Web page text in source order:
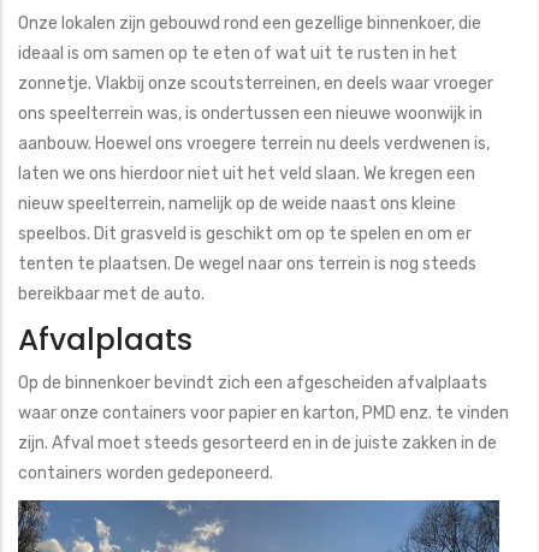
Onze lokalen zijn gebouwd rond een gezellige binnenkoer, die
ideaal is om samen op te eten of wat uit te rusten in het
zonnetje. Vlakbij onze scoutsterreinen, en deels waar vroeger
ons speelterrein was, is ondertussen een nieuwe woonwijk in
aanbouw. Hoewel ons vroegere terrein nu deels verdwenen is,
laten we ons hierdoor niet uit het veld slaan. We kregen een
nieuw speelterrein, namelijk op de weide naast ons kleine
speelbos. Dit grasveld is geschikt om op te spelen en om er
tenten te plaatsen. De wegel naar ons terrein is nog steeds
bereikbaar met de auto.
Afvalplaats
Op de binnenkoer bevindt zich een afgescheiden afvalplaats
waar onze containers voor papier en karton, PMD enz. te vinden
zijn. Afval moet steeds gesorteerd en in de juiste zakken in de
containers worden gedeponeerd.